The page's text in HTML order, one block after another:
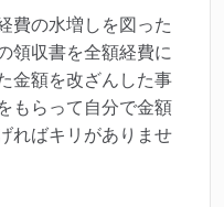
費の水増しを図った
領収書を全額経費に
金額を改ざんした事
もらって自分で金額
ればキリがありませ